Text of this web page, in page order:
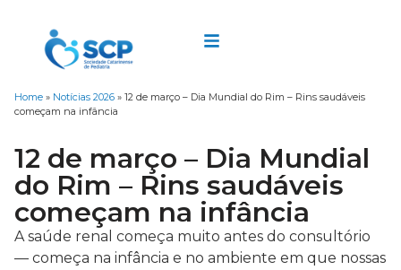
Home » Notícias 2026 » 12 de março – Dia Mundial do Rim – Rins saudáveis
começam na infância
12 de março – Dia Mundial
do Rim – Rins saudáveis
começam na infância
A saúde renal começa muito antes do consultório
— começa na infância e no ambiente em que nossas